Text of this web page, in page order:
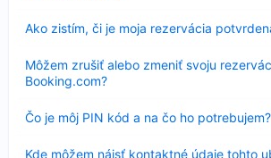
Ako zistím, či je moja rezervácia
sa
Môžem zrušiť alebo zmeniť svoju
Booking.com?
sa
Čo je môj PIN kód a na čo ho potrebujem?
Nezobrazuje
sa
Kde môžem nájsť kontaktné údaje tohto